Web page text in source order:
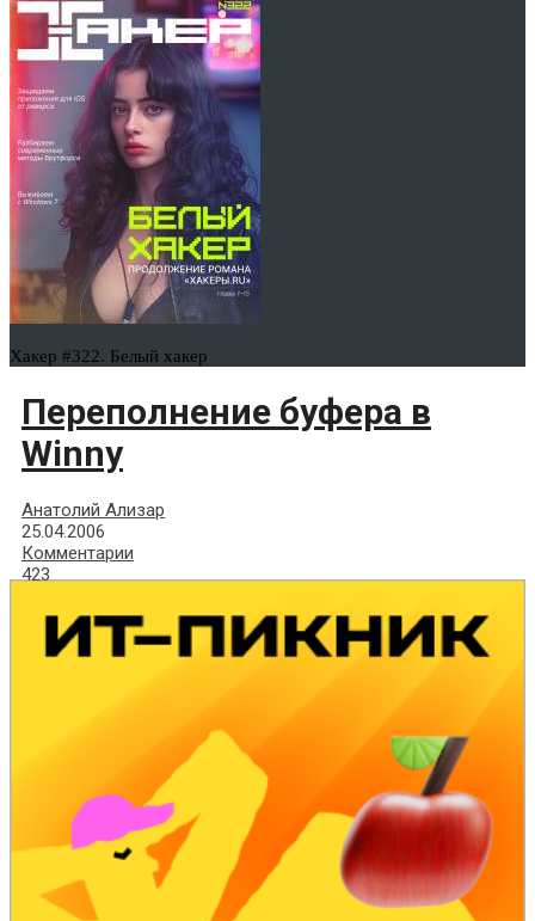
Хакер #322. Белый хакер
Переполнение буфера в
Winny
Анатолий Ализар
25.04.2006
Комментарии
423